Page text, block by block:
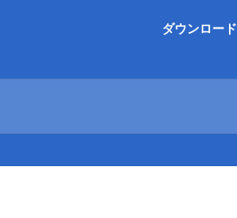
ダウンロード